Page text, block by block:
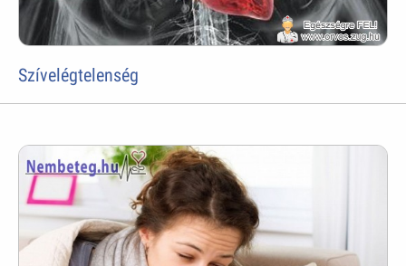
Szívelégtelenség